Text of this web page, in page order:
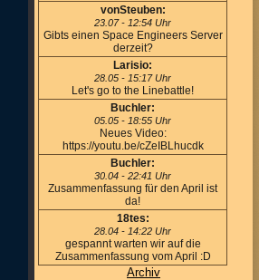
vonSteuben:
23.07 - 12:54 Uhr
Gibts einen Space Engineers Server
derzeit?
Larisio:
28.05 - 15:17 Uhr
Let's go to the Linebattle!
Buchler:
05.05 - 18:55 Uhr
Neues Video:
https://youtu.be/cZeIBLhucdk
Buchler:
30.04 - 22:41 Uhr
Zusammenfassung für den April ist
da!
18tes:
28.04 - 14:22 Uhr
gespannt warten wir auf die
Zusammenfassung vom April :D
Archiv